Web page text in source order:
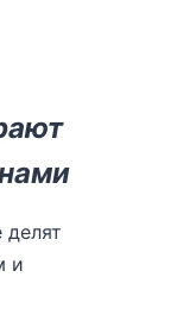
делят
и